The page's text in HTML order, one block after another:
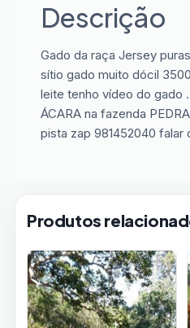
Descrição
Gado da raça Jersey
sítio gado muito dócil
leite tenho vídeo do gado
ÁCARA na fazenda
pista zap 981452040 falar
Produtos